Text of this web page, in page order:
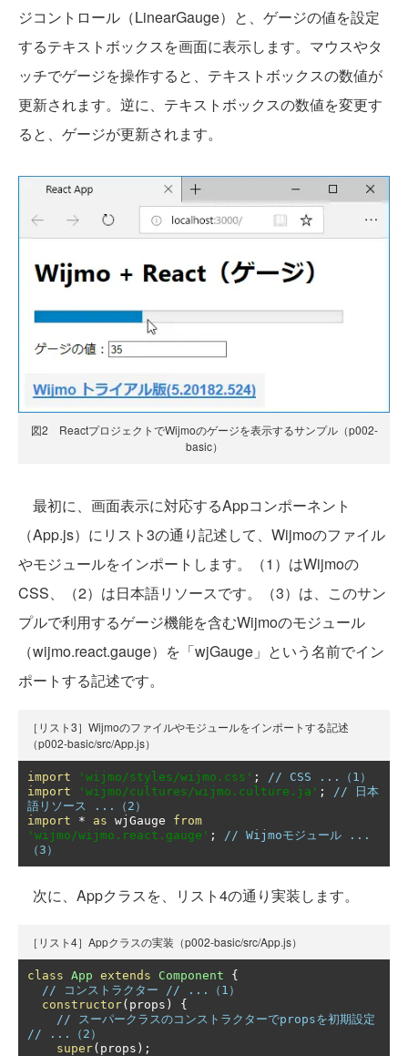
ジコントロール（LinearGauge）と、ゲージの値を設定
するテキストボックスを画面に表示します。マウスやタ
ッチでゲージを操作すると、テキストボックスの数値が
更新されます。逆に、テキストボックスの数値を変更す
ると、ゲージが更新されます。
図2 ReactプロジェクトでWijmoのゲージを表示するサンプル（p002-
basic）
最初に、画面表示に対応するAppコンポーネント
（App.js）にリスト3の通り記述して、Wijmoのファイル
やモジュールをインポートします。（1）はWijmoの
CSS、（2）は日本語リソースです。（3）は、このサン
プルで利用するゲージ機能を含むWijmoのモジュール
（wijmo.react.gauge）を「wjGauge」という名前でイン
ポートする記述です。
［リスト3］Wijmoのファイルやモジュールをインポートする記述
（p002-basic/src/App.js）
import 'wijmo/styles/wijmo.css' ;
// CSS ...（1）
import
'wijmo/cultures/wijmo.culture.ja' ;
// 日本
語リソース ...（2）
import
* as wjGauge from
'wijmo/wijmo.react.gauge' ;
// Wijmoモジュール ...
（3）
次に、Appクラスを、リスト4の通り実装します。
［リスト4］Appクラスの実装（p002-basic/src/App.js）
class App extends Component
{
// コンストラクター // ...（1）
constructor( props )
{
// スーパークラスのコンストラクターでpropsを初期設定
// ...（2）
super( props );